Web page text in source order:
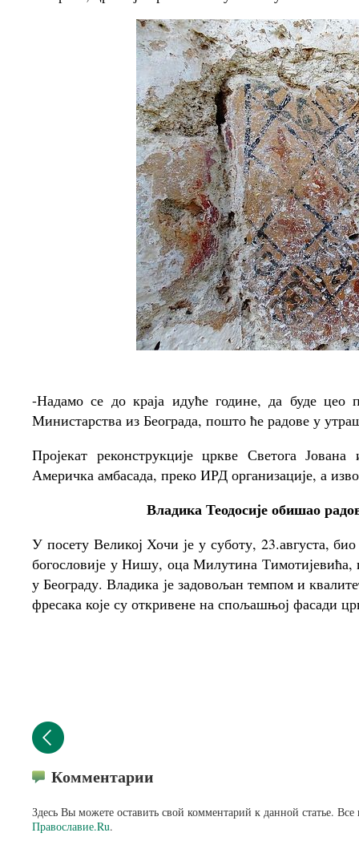
-Надамо се до краја идуће године, да буде цео
Министарства из Београда, пошто ће радове у
Пројекат реконструкције цркве Светога
Америчка амбасада, преко ИРД организације, а
Владика Теодосије обишао
У посету Великој Хочи је у суботу, 23.августа,
богословије у Нишу, оца Милутина Тимотијевића,
у Београду. Владика је задовољан темпом и
фресака које су откривене на спољашњој фасади
Комментарии
Здесь Вы можете оставить свой комментарий к данной статье.
Православие.Ru.